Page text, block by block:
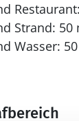
Strand: 50
Wasser: